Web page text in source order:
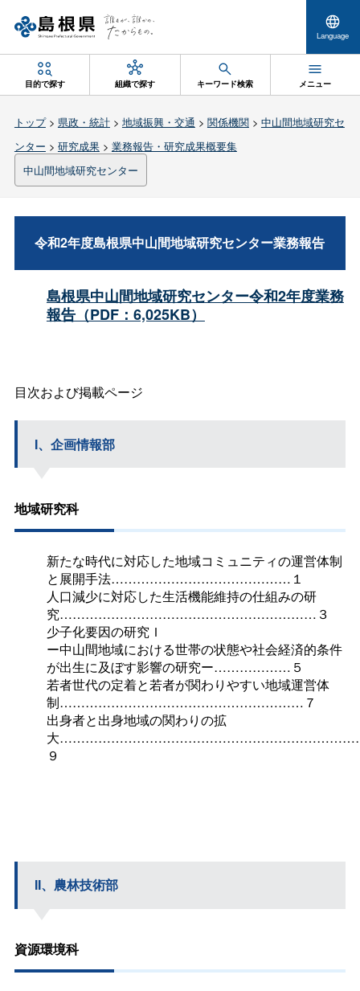
Language
目的で探す 組織で探す キーワード検索 メニュー
トップ> 県政・統計> 地域振興・交通 > 関係機関> 中山間地域研究セ
ンター > 研究成果> 業務報告・研究成果概要集
中山間地域研究センター
令和2年度島根県中山間地域研究センター業務報告
島根県中山間地域研究センター令和2年度業務
報告（PDF：6,025KB）
目次および掲載ページ
I、企画情報部
地域研究科
新たな時代に対応した地域コミュニティの運営体制
と展開手法……………………………………１
人口減少に対応した生活機能維持の仕組みの研
究……………………………………………………３
少子化要因の研究Ｉ
ー中山間地域における世帯の状態や社会経済的条件
が出生に及ぼす影響の研究ー………………５
若者世代の定着と若者が関わりやすい地域運営体
制…………………………………………………７
出身者と出身地域の関わりの拡
大
９
II、農林技術部
資源環境科